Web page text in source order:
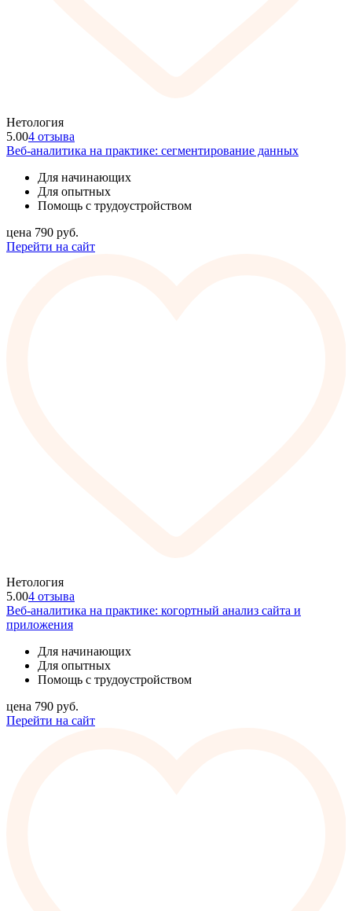
Нетология
5.004 отзыва
Веб-аналитика на практике: сегментирование данных
Для начинающих
Для опытных
Помощь с трудоустройством
цена 790 руб.
Перейти на сайт
Нетология
5.004 отзыва
Веб-аналитика на практике: когортный анализ сайта и
приложения
Для начинающих
Для опытных
Помощь с трудоустройством
цена 790 руб.
Перейти на сайт